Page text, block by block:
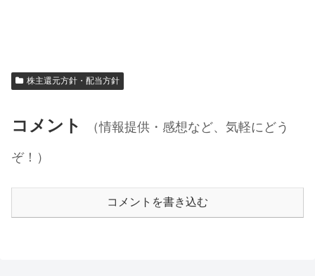
株主還元方針・配当方針
コメント
（情報提供・感想など、気軽にどう
ぞ！）
コメントを書き込む